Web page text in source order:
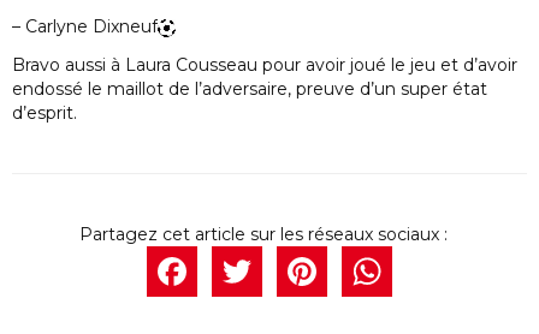
– Carlyne Dixneuf
Bravo aussi à Laura Cousseau pour avoir joué le jeu et d’avoir
endossé le maillot de l’adversaire, preuve d’un super état
d’esprit.
Facebook
Twitter